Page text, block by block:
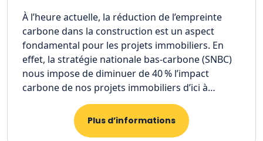
À l’heure actuelle, la réduction de l’empreinte
carbone dans la construction est un aspect
fondamental pour les projets immobiliers. En
effet, la stratégie nationale bas-carbone (SNBC)
nous impose de diminuer de 40 % l’impact
carbone de nos projets immobiliers d’ici à…
Plus d’informations